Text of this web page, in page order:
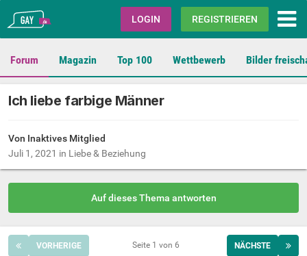
Gay.de LOGIN REGISTRIEREN
Forum Magazin Top 100 Wettbewerb Bilder
Ich liebe farbige Männer
Von Inaktives Mitglied
Juli 1, 2021 in Liebe & Beziehung
Auf dieses Thema antworten
VORHERIGE NÄCHSTE
Seite 1 von 6